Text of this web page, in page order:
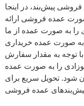
پیش‌بند، در اینجا
عمده فروشی ارائه
را به صورت عمده از ما
به صورت عمده خریداری
توجه به مقدار سفارش
را به صورت عمده
شود. تحویل سریع برای